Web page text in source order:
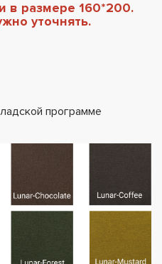
в размере 160*200.
уточнять.
программе